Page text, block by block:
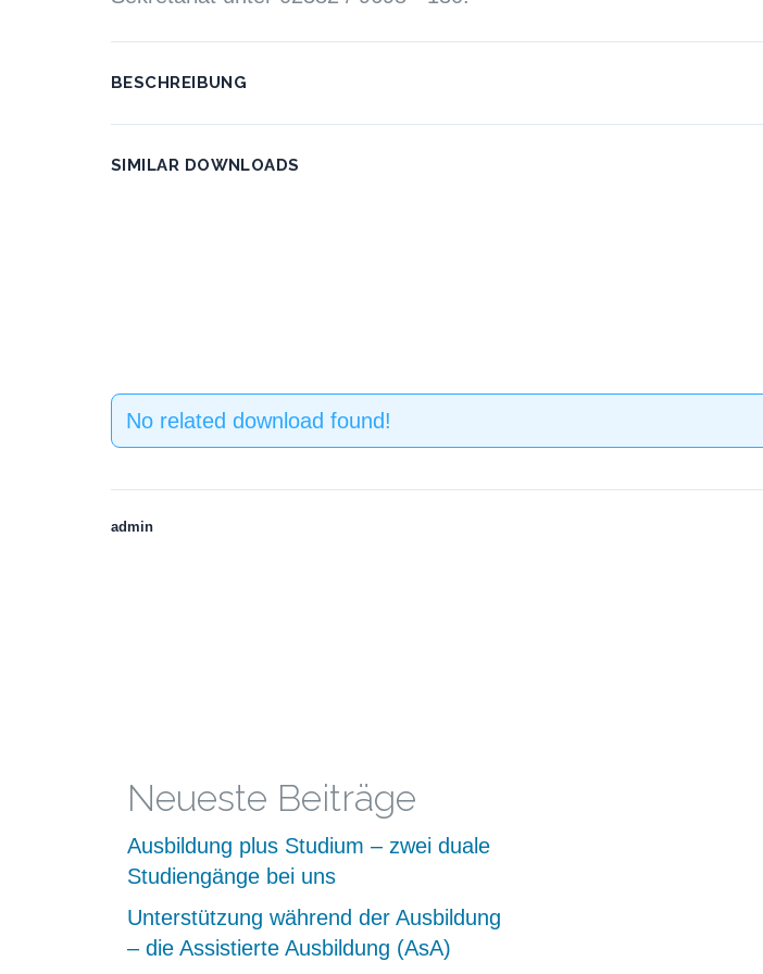
BESCHREIBUNG
SIMILAR DOWNLOADS
No related download found!
admin
Neueste Beiträge
Ausbildung plus Studium – zwei duale
Studiengänge bei uns
Unterstützung während der Ausbildung
– die Assistierte Ausbildung (AsA)